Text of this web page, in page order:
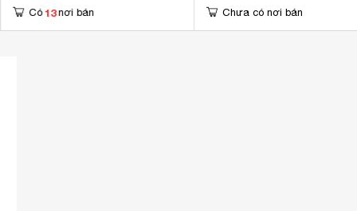
Có 13 nơi bán Chưa có nơi bán